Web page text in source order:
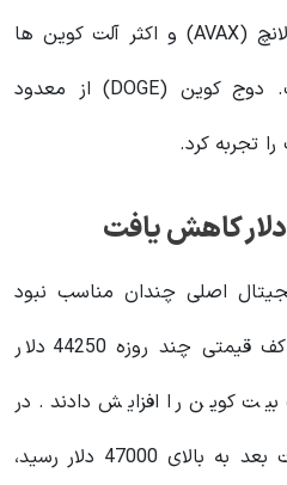
(SOL)، پولکادات (DOT)، آوالانچ (AVAX) و اکثر آلت کوین ها
نیز امروز کاهش یافته است. دوج کوین (DOGE) از معدود
تجربه کرد.
اصلی چندان مناسب نبود
زیرا از سقف 47500 دلار به کف قیمتی چند روزه 44250 دلار
کوین را افزایش دادند. در
نتیجه، این دارایی چند ساعت بعد به بالای 47000 دلار رسید،